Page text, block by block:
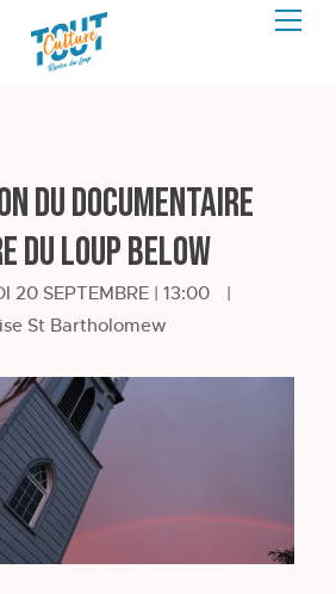
du documentaire
du Loup Below
20 SEPTEMBRE | 13:00
|
St Bartholomew